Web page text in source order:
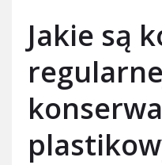
Jakie są